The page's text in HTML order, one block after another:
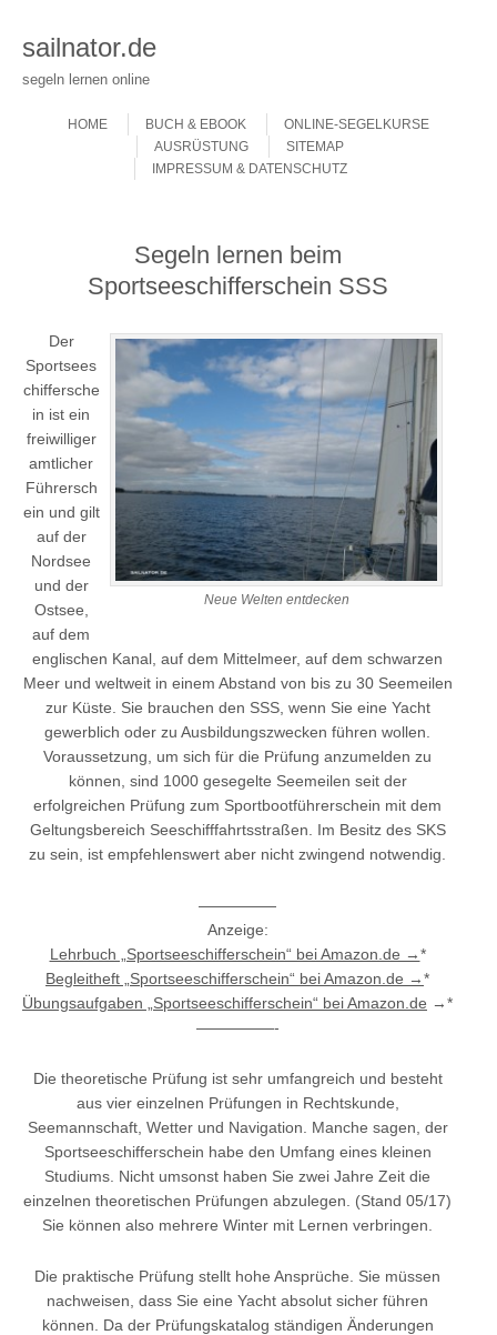
sailnator.de
segeln lernen online
MenuHOME
BUCH & EBOOK
ONLINE-SEGELKURSE
AUSRÜSTUNG
SITEMAP
IMPRESSUM & DATENSCHUTZ
Segeln lernen beim
Sportseeschifferschein SSS
Neue Welten entdecken
Der
Sportsees
chiffersche
in ist ein
freiwilliger
amtlicher
Führersch
ein und gilt
auf der
Nordsee
und der
Ostsee,
auf dem
englischen Kanal, auf dem Mittelmeer, auf dem schwarzen
Meer und weltweit in einem Abstand von bis zu 30 Seemeilen
zur Küste. Sie brauchen den SSS, wenn Sie eine Yacht
gewerblich oder zu Ausbildungszwecken führen wollen.
Voraussetzung, um sich für die Prüfung anzumelden zu
können, sind 1000 gesegelte Seemeilen seit der
erfolgreichen Prüfung zum Sportbootführerschein mit dem
Geltungsbereich Seeschifffahrtsstraßen. Im Besitz des SKS
zu sein, ist empfehlenswert aber nicht zwingend notwendig.
—————
Anzeige:
Lehrbuch „Sportseeschifferschein“ bei Amazon.de →*
Begleitheft „Sportseeschifferschein“ bei Amazon.de →*
Übungsaufgaben „Sportseeschifferschein“ bei Amazon.de →*
—————-
Die theoretische Prüfung ist sehr umfangreich und besteht
aus vier einzelnen Prüfungen in Rechtskunde,
Seemannschaft, Wetter und Navigation. Manche sagen, der
Sportseeschifferschein habe den Umfang eines kleinen
Studiums. Nicht umsonst haben Sie zwei Jahre Zeit die
einzelnen theoretischen Prüfungen abzulegen. (Stand 05/17)
Sie können also mehrere Winter mit Lernen verbringen.
Die praktische Prüfung stellt hohe Ansprüche. Sie müssen
nachweisen, dass Sie eine Yacht absolut sicher führen
können. Da der Prüfungskatalog ständigen Änderungen